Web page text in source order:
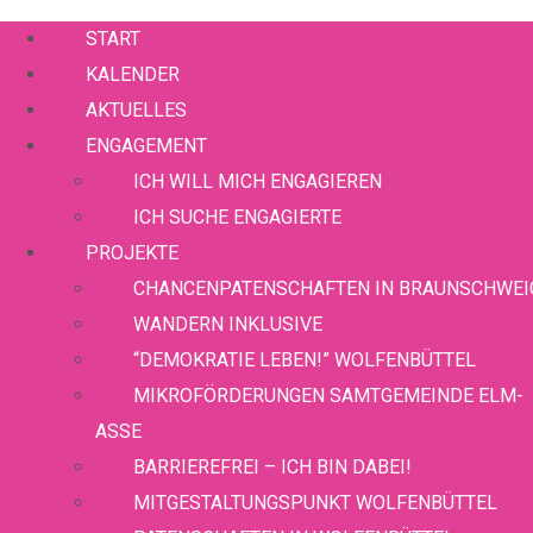
START
KALENDER
AKTUELLES
ENGAGEMENT
ICH WILL MICH ENGAGIEREN
ICH SUCHE ENGAGIERTE
PROJEKTE
CHANCEN­PATENSCHAFTEN IN
WANDERN INKLUSIVE
“DEMOKRATIE LEBEN!” WOLFENBÜTTEL
MIKROFÖRDERUNGEN SAMTGEMEINDE ELM-
ASSE
BARRIEREFREI – ICH BIN DABEI!
MITGESTALTUNGSPUNKT WOLFENBÜTTEL